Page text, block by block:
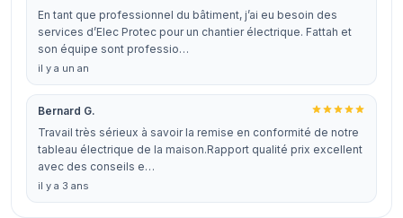
En tant que professionnel du bâtiment, j’ai eu besoin des
services d’Elec Protec pour un chantier électrique. Fattah et
son équipe sont professio…
il y a un an
Bernard G.
Travail très sérieux à savoir la remise en conformité de notre
tableau électrique de la maison.Rapport qualité prix excellent
avec des conseils e…
il y a 3 ans